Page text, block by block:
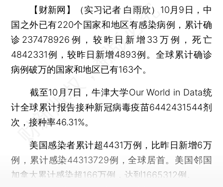
【财新网】（实习记者 白雨欣） 10月9日，中
国之外已有220个国家和地区有感染病例，累计确
诊237478926例，较昨日新增33万例，死亡
4842331例，较昨日新增4893例。全球累计确诊
病例破万的国家和地区已有163个。
截至10月7日，牛津大学Our World in Data统
计全球累计报告接种新冠病毒疫苗6442431544剂
次，接种率46.31%。
美国感染者累计超4431万例，比昨日新增6万
例，累计感染44313729例，全球居首。美国邻国
加拿大累计感染超166万例，达到1665312例。